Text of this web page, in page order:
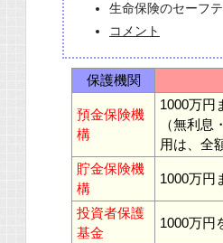
生命保険のセーフ
コメント
保護機関
預金保険機
構
1000万円
（無利息
用は、全
貯金保険機
構
1000万円
投資者保護
基金
1000万円